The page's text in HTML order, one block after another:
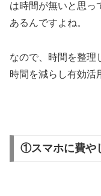
は時間が無いと思っ
あるんですよね。
なので、時間を整理
時間を減らし有効活
①スマホに費や